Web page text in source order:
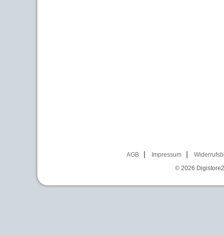
AGB Impressum
© 2026